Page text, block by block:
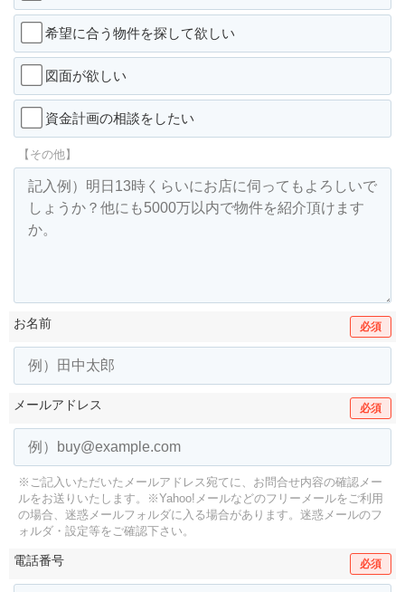
希望に合う物件を探して欲しい
図面が欲しい
資金計画の相談をしたい
【その他】
お名前 必須
メールアドレス 必須
※ご記入いただいたメールアドレス宛てに、お問合せ内容の確認メー
ルをお送りいたします。
※Yahoo!メールなどのフリーメールをご利用
の場合、迷惑メールフォルダに入る場合があります。 迷惑メールのフ
ォルダ・設定等をご確認下さい。
電話番号 必須